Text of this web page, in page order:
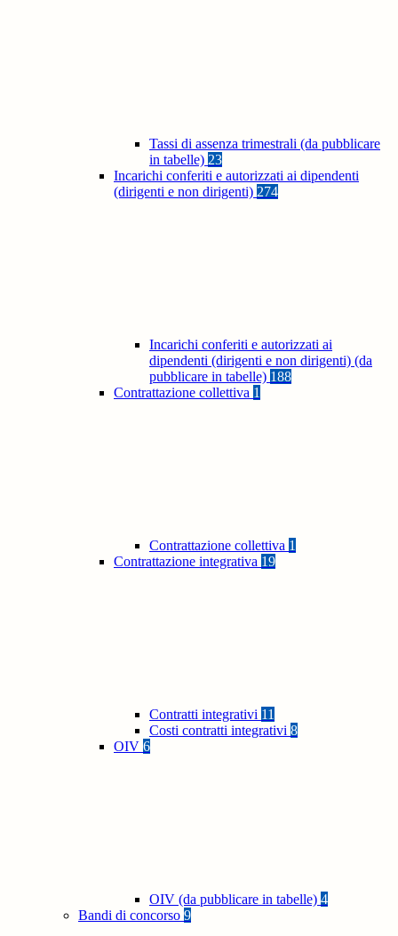
Tassi di assenza trimestrali (da pubblicare
in tabelle) 23
Incarichi conferiti e autorizzati ai dipendenti
(dirigenti e non dirigenti) 274
Incarichi conferiti e autorizzati ai
dipendenti (dirigenti e non dirigenti) (da
pubblicare in tabelle) 188
Contrattazione collettiva 1
Contrattazione collettiva 1
Contrattazione integrativa 19
Contratti integrativi 11
Costi contratti integrativi 8
OIV 6
OIV (da pubblicare in tabelle) 4
Bandi di concorso 9